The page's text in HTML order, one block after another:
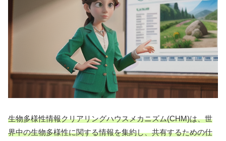
生物多様性情報クリアリングハウスメカニズム(CHM)は、世
界中の生物多様性に関する情報を集約し、共有するための仕